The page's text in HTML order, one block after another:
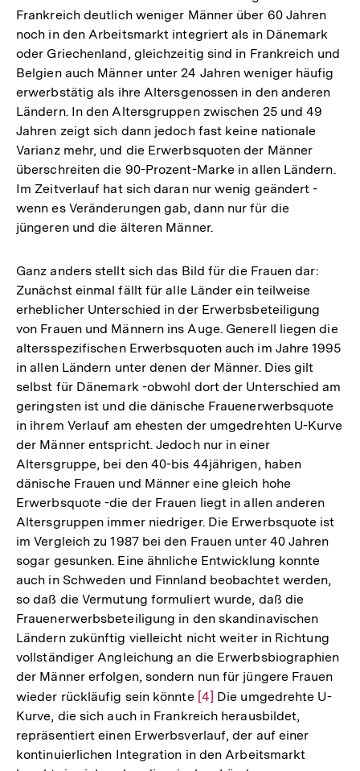
Frankreich deutlich weniger Männer über 60 Jahren
noch in den Arbeitsmarkt integriert als in Dänemark
oder Griechenland, gleichzeitig sind in Frankreich und
Belgien auch Männer unter 24 Jahren weniger häufig
erwerbstätig als ihre Altersgenossen in den anderen
Ländern. In den Altersgruppen zwischen 25 und 49
Jahren zeigt sich dann jedoch fast keine nationale
Varianz mehr, und die Erwerbsquoten der Männer
überschreiten die 90-Prozent-Marke in allen Ländern.
Im Zeitverlauf hat sich daran nur wenig geändert -
wenn es Veränderungen gab, dann nur für die
jüngeren und die älteren Männer.
Ganz anders stellt sich das Bild für die Frauen dar:
Zunächst einmal fällt für alle Länder ein teilweise
erheblicher Unterschied in der Erwerbsbeteiligung
von Frauen und Männern ins Auge. Generell liegen die
altersspezifischen Erwerbsquoten auch im Jahre 1995
in allen Ländern unter denen der Männer. Dies gilt
selbst für Dänemark -obwohl dort der Unterschied am
geringsten ist und die dänische Frauenerwerbsquote
in ihrem Verlauf am ehesten der umgedrehten U-Kurve
der Männer entspricht. Jedoch nur in einer
Altersgruppe, bei den 40-bis 44jährigen, haben
dänische Frauen und Männer eine gleich hohe
Erwerbsquote -die der Frauen liegt in allen anderen
Altersgruppen immer niedriger. Die Erwerbsquote ist
im Vergleich zu 1987 bei den Frauen unter 40 Jahren
sogar gesunken. Eine ähnliche Entwicklung konnte
auch in Schweden und Finnland beobachtet werden,
so daß die Vermutung formuliert wurde, daß die
Frauenerwerbsbeteiligung in den skandinavischen
Ländern zukünftig vielleicht nicht weiter in Richtung
vollständiger Angleichung an die Erwerbsbiographien
der Männer erfolgen, sondern nun für jüngere Frauen
wieder rückläufig sein könnte Zur
Auflösung
der
Fußnote
[4] Die umgedrehte U-
Kurve, die sich auch in Frankreich herausbildet,
repräsentiert einen Erwerbsverlauf, der auf einer
kontinuierlichen Integration in den Arbeitsmarkt